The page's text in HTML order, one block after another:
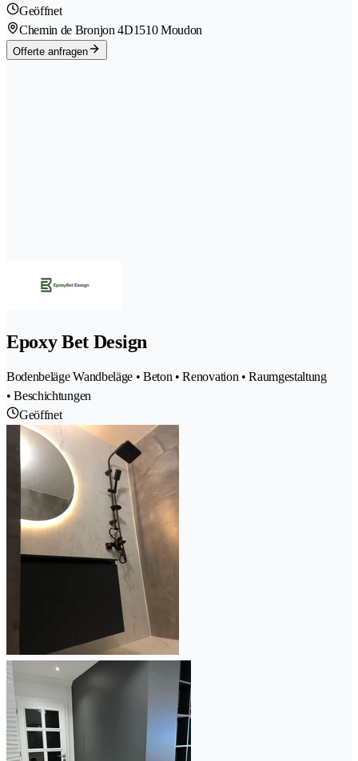
Geöffnet
Chemin de Bronjon 4D1510 Moudon
Offerte anfragen
Epoxy Bet Design
Bodenbeläge Wandbeläge • Beton • Renovation • Raumgestaltung
• Beschichtungen
Geöffnet